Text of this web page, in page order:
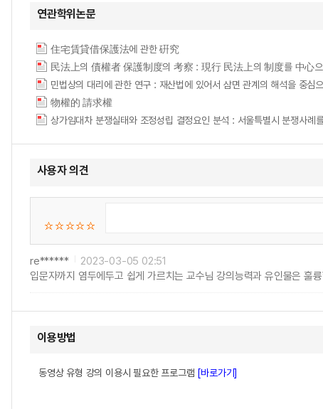
연관학위논문
住宅賃貸借保護法에 관한 硏究
民法上의 債權者 保護制度의 考察 : 現行 民法上의 制度를 中心
민법상의 대리에 관한 연구 : 재산법에 있어서 삼면 관계의 해석
物權的 請求權
사용자 의견
re******
2023-03-05 02:51
입문자까지 염두에두고 쉽게 가르치는 교수님 강의능력과 유인물은 훌
이용방법
동영상 유형 강의 이용시 필요한 프로그램 [바로가기]